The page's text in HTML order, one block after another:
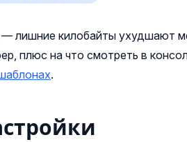
— лишние килобайты ухудшают
плюс на что смотреть в
.